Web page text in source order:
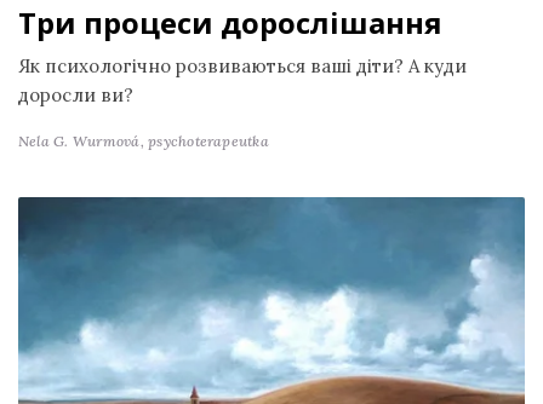
Три процеси дорослішання
Як психологічно розвиваються ваші діти? А куди
доросли ви?
Nela G. Wurmová,psychoterapeutka